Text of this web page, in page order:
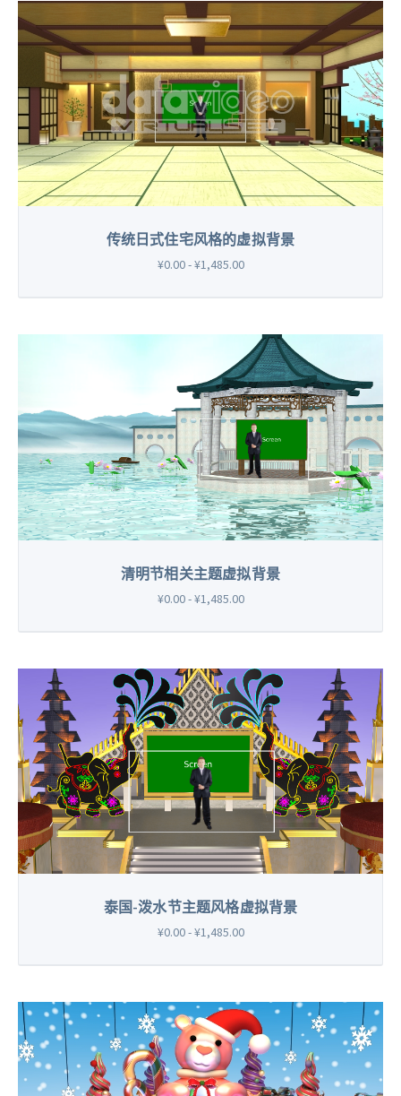
传统日式住宅风格的虚拟背景
¥0.00 - ¥1,485.00
清明节相关主题虚拟背景
¥0.00 - ¥1,485.00
泰国-泼水节主题风格虚拟背景
¥0.00 - ¥1,485.00